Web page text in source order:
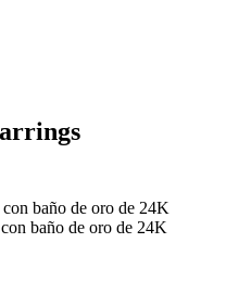
baño de oro de 24K
baño de oro de 24K